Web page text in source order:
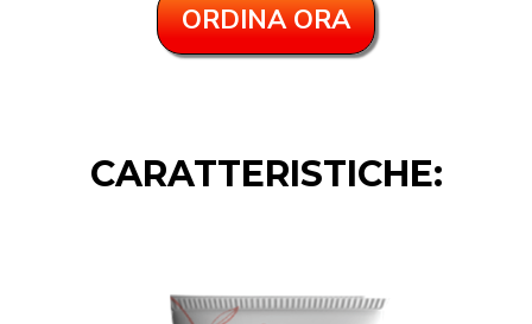
ORDINA ORA
CARATTERISTICHE: